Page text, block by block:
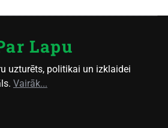
Lapu
uzturēts, politikai un izklaidei
Vairāk...